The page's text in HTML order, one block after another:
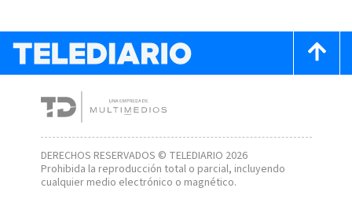
DERECHOS RESERVADOS © TELEDIARIO 2026
Prohibida la reproducción total o parcial, incluyendo
cualquier medio electrónico o magnético.